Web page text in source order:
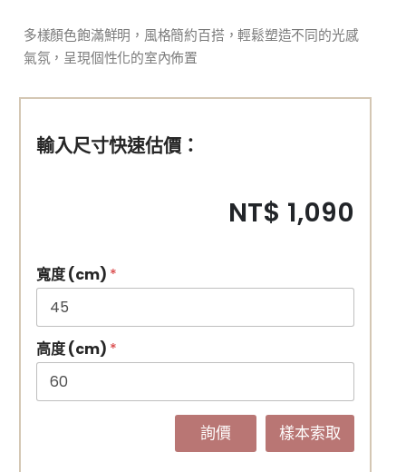
多樣顏色飽滿鮮明，風格簡約百搭，輕鬆塑造不同的光感
氣氛，呈現個性化的室內佈置
輸入尺寸快速估價：
NT$ 1,090
寬度 (cm) *
高度 (cm) *
詢價 樣本索取